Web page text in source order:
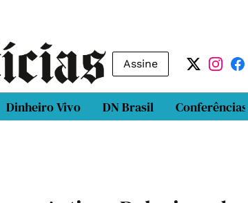
Assine
Dinheiro Vivo DN Brasil Conferências